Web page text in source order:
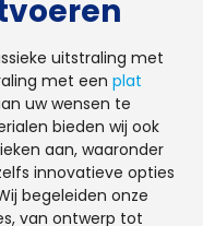
uitstraling met
met een plat
uw wensen te
bieden wij ook
aan, waaronder
innovatieve opties
begeleiden onze
van ontwerp tot